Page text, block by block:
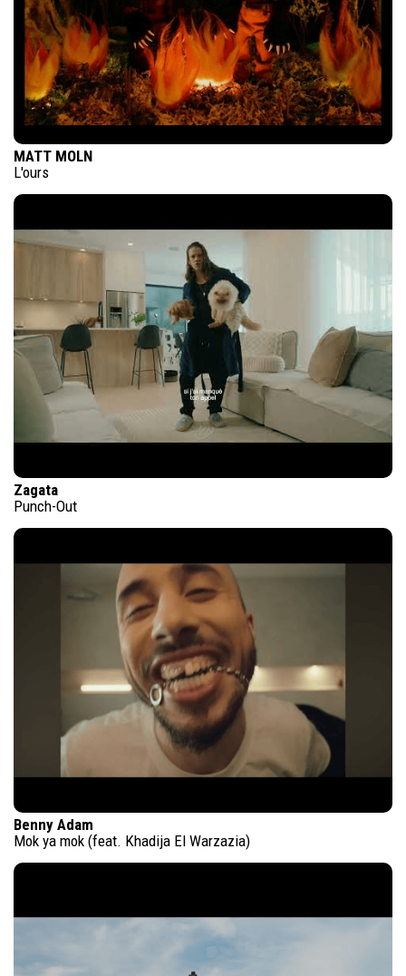
MATT MOLN
L'ours
Zagata
Punch-Out
Benny Adam
Mok ya mok (feat. Khadija El Warzazia)